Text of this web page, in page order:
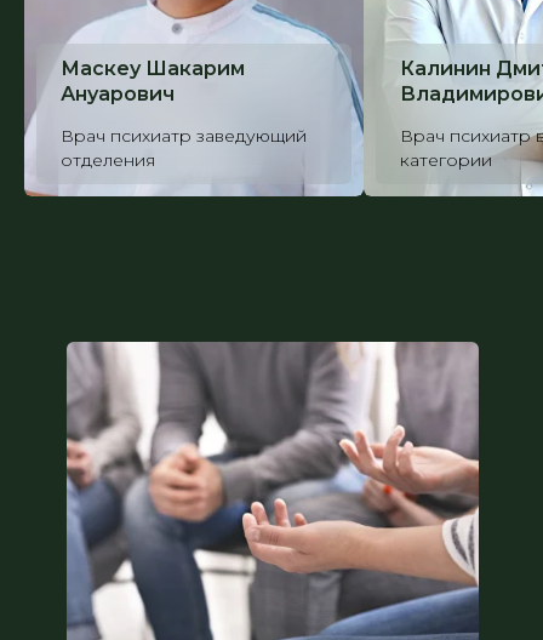
Маскеу Шакарим
Ануарович
Врач психиатр заведующий
отделения
Калинин
Врач психиатр
категории